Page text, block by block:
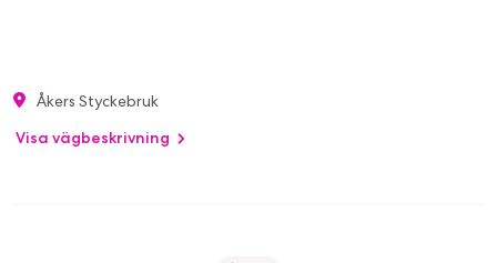
Åkers Styckebruk
Visa vägbeskrivning